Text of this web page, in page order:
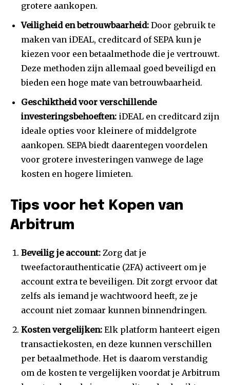
grotere aankopen.
Veiligheid en betrouwbaarheid: Door gebruik te
maken van iDEAL, creditcard of SEPA kun je
kiezen voor een betaalmethode die je vertrouwt.
Deze methoden zijn allemaal goed beveiligd en
bieden een hoge mate van betrouwbaarheid.
Geschiktheid voor verschillende
investeringsbehoeften: iDEAL en creditcard zijn
ideale opties voor kleinere of middelgrote
aankopen. SEPA biedt daarentegen voordelen
voor grotere investeringen vanwege de lage
kosten en hogere limieten.
Tips voor het Kopen van
Arbitrum
Beveilig je account: Zorg dat je
tweefactorauthenticatie (2FA) activeert om je
account extra te beveiligen. Dit zorgt ervoor dat
zelfs als iemand je wachtwoord heeft, ze je
account niet zomaar kunnen binnendringen.
Kosten vergelijken: Elk platform hanteert eigen
transactiekosten, en deze kunnen verschillen
per betaalmethode. Het is daarom verstandig
om de kosten te vergelijken voordat je Arbitrum